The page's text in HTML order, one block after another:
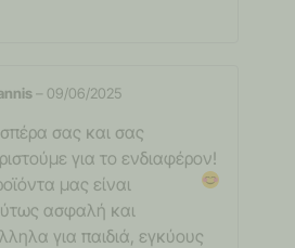
– 09/06/2025
σας και σας
για το ενδιαφέρον!
μας είναι
ασφαλή και
για παιδιά, εγκύους